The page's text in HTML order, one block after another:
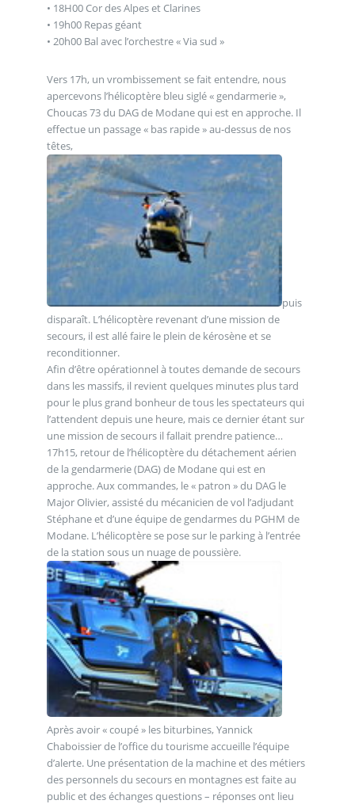
• 18H00 Cor des Alpes et Clarines
• 19h00 Repas géant
• 20h00 Bal avec l’orchestre « Via sud »
Vers 17h, un vrombissement se fait entendre, nous
apercevons l’hélicoptère bleu siglé « gendarmerie »,
Choucas 73 du DAG de Modane qui est en approche. Il
effectue un passage « bas rapide » au-dessus de nos
têtes,
puis
disparaît. L’hélicoptère revenant d’une mission de
secours, il est allé faire le plein de kérosène et se
reconditionner.
Afin d’être opérationnel à toutes demande de secours
dans les massifs, il revient quelques minutes plus tard
pour le plus grand bonheur de tous les spectateurs qui
l’attendent depuis une heure, mais ce dernier étant sur
une mission de secours il fallait prendre patience…
17h15, retour de l’hélicoptère du détachement aérien
de la gendarmerie (DAG) de Modane qui est en
approche. Aux commandes, le « patron » du DAG le
Major Olivier, assisté du mécanicien de vol l’adjudant
Stéphane et d’une équipe de gendarmes du PGHM de
Modane. L’hélicoptère se pose sur le parking à l’entrée
de la station sous un nuage de poussière.
Après avoir « coupé » les biturbines, Yannick
Chaboissier de l’office du tourisme accueille l’équipe
d’alerte. Une présentation de la machine et des métiers
des personnels du secours en montagnes est faite au
public et des échanges questions – réponses ont lieu